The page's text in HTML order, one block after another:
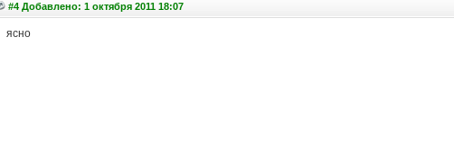
#4 Добавлено: 1 октября 2011 18:07
ясно